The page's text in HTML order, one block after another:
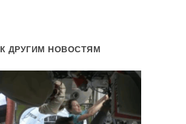
К ДРУГИМ НОВОСТЯМ